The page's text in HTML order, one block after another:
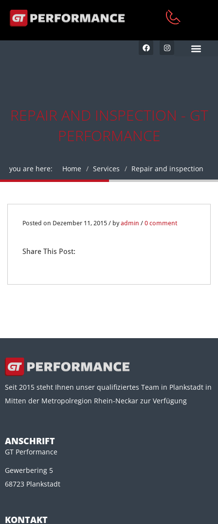
REPAIR AND INSPECTION - GT
PERFORMANCE
you are here: Home Services Repair and inspection
11
Posted on Dezember 11, 2015 / byadmin / 0 comment
Share This Post:
Seit 2015 steht Ihnen unser qualifiziertes Team in Plankstadt in
Mitten der Metropolregion Rhein-Neckar zur Verfügung
ANSCHRIFT
GT Performance
Gewerbering 5
68723 Plankstadt
KONTAKT